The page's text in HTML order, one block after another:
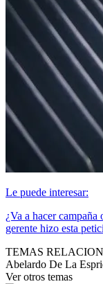
Le puede interesar:
¿Va a hacer
gerente hizo esta
TEMAS
Abelardo De La
Ver otros temas